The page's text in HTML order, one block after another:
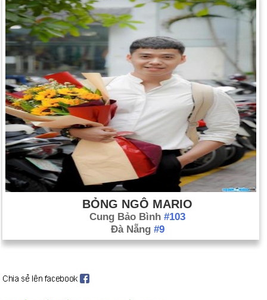
BỎNG NGÔ MARIO
Cung Bảo Bình #103
Đà Nẵng #9